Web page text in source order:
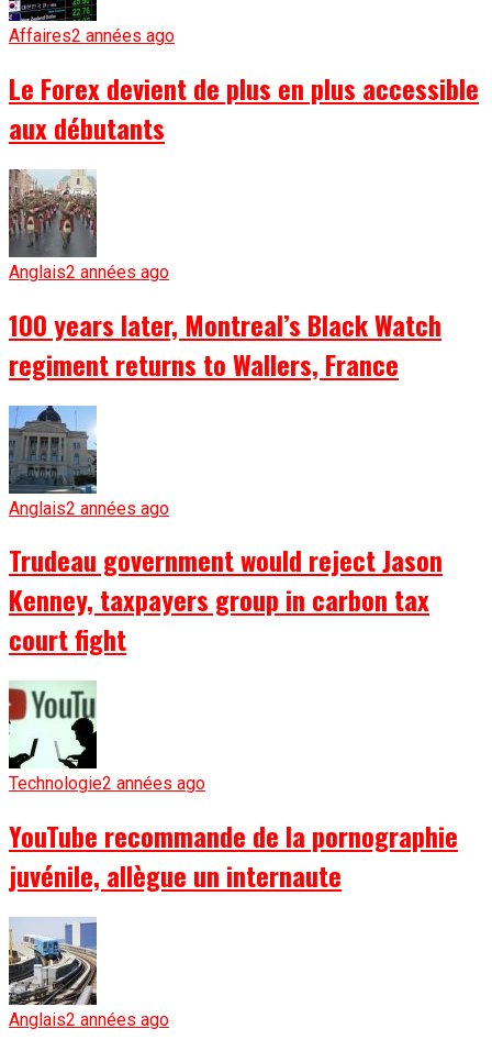
Affaires2 années ago
Le Forex devient de plus en plus accessible
aux débutants
Anglais2 années ago
100 years later, Montreal’s Black Watch
regiment returns to Wallers, France
Anglais2 années ago
Trudeau government would reject Jason
Kenney, taxpayers group in carbon tax
court fight
Technologie2 années ago
YouTube recommande de la pornographie
juvénile, allègue un internaute
Anglais2 années ago